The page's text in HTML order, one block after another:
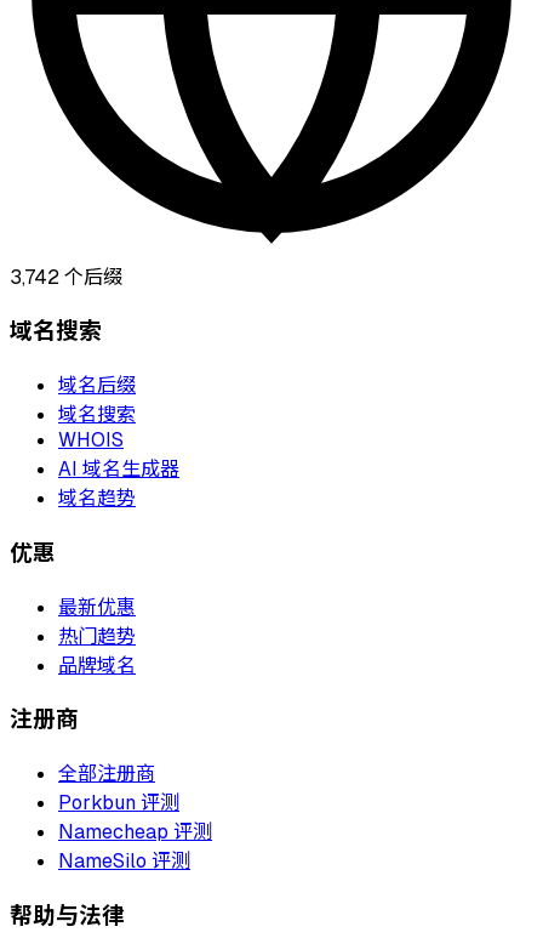
3,742个后缀
域名搜索
域名后缀
域名搜索
WHOIS
AI 域名生成器
域名趋势
优惠
最新优惠
热门趋势
品牌域名
注册商
全部注册商
Porkbun 评测
Namecheap 评测
NameSilo 评测
帮助与法律